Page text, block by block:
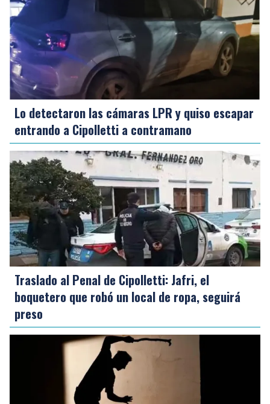
Lo detectaron las cámaras LPR y quiso escapar
entrando a Cipolletti a contramano
Traslado al Penal de Cipolletti: Jafri, el
boquetero que robó un local de ropa, seguirá
preso